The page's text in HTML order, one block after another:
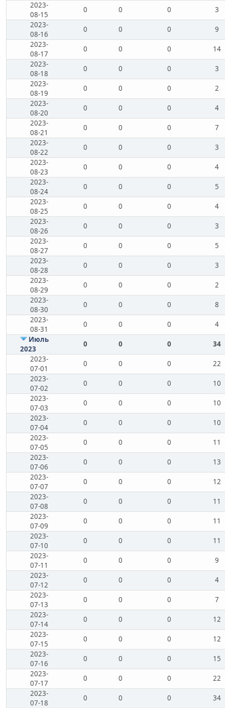
2023-
08-15
0 0 0
3
2023-
08-16
0 0 0
9
2023-
08-17
0 0 0
14
2023-
08-18
0 0 0
3
2023-
08-19
0 0 0
2
2023-
08-20
0 0 0
4
2023-
08-21
0 0 0
7
2023-
08-22
0 0 0
3
2023-
08-23
0 0 0
4
2023-
08-24
0 0 0
5
2023-
08-25
0 0 0
4
2023-
08-26
0 0 0
3
2023-
08-27
0 0 0
5
2023-
08-28
0 0 0
3
2023-
08-29
0 0 0
2
2023-
08-30
0 0 0
8
2023-
08-31
0 0 0
4
Июль
2023
0 0 0
34
2023-
07-01
0 0 0
22
2023-
07-02
0 0 0
10
2023-
07-03
0 0 0
10
2023-
07-04
0 0 0
10
2023-
07-05
0 0 0
11
2023-
07-06
0 0 0
13
2023-
07-07
0 0 0
12
2023-
07-08
0 0 0
11
2023-
07-09
0 0 0
11
2023-
07-10
0 0 0
11
2023-
07-11
0 0 0
9
2023-
07-12
0 0 0
4
2023-
07-13
0 0 0
7
2023-
07-14
0 0 0
12
2023-
07-15
0 0 0
12
2023-
07-16
0 0 0
15
2023-
07-17
0 0 0
22
2023-
07-18
0 0 0
34